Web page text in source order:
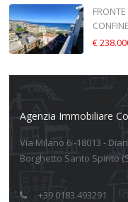
€
Agenzia Immobiliare
Via Milano 6 -18013 -
Borghetto Santo Spirito
+39 0183.493291